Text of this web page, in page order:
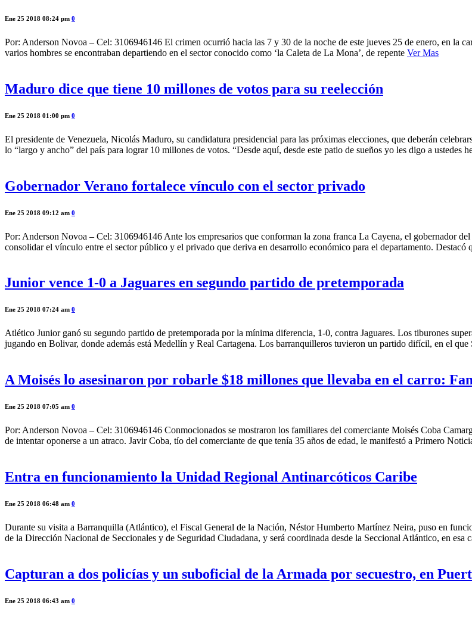
Ene 25 2018 08:24 pm 0
Por: Anderson Novoa – Cel: 3106946146 El crimen ocurrió hacia las 7 y 30 de la noche de este jueves 25 de enero, en la
varios hombres se encontraban departiendo en el sector conocido como ‘la Caleta de La Mona’, de repente Ver Mas
Maduro dice que tiene 10 millones de votos para su reelección
Ene 25 2018 01:00 pm 0
El presidente de Venezuela, Nicolás Maduro, su candidatura presidencial para las próximas elecciones, que deberán
lo “largo y ancho” del país para lograr 10 millones de votos. “Desde aquí, desde este patio de sueños yo les digo a ustedes
Gobernador Verano fortalece vínculo con el sector privado
Ene 25 2018 09:12 am 0
Por: Anderson Novoa – Cel: 3106946146 Ante los empresarios que conforman la zona franca La Cayena, el gobernador
consolidar el vínculo entre el sector público y el privado que deriva en desarrollo económico para el departamento. Destacó
Junior vence 1-0 a Jaguares en segundo partido de pretemporada
Ene 25 2018 07:24 am 0
Atlético Junior ganó su segundo partido de pretemporada por la mínima diferencia, 1-0, contra Jaguares. Los tiburones
jugando en Bolivar, donde además está Medellín y Real Cartagena. Los barranquilleros tuvieron un partido difícil, en el que
A Moisés lo asesinaron por robarle $18 millones que llevaba en el carro:
Ene 25 2018 07:05 am 0
Por: Anderson Novoa – Cel: 3106946146 Conmocionados se mostraron los familiares del comerciante Moisés Coba
de intentar oponerse a un atraco. Javir Coba, tío del comerciante de que tenía 35 años de edad, le manifestó a Primero
Entra en funcionamiento la Unidad Regional Antinarcóticos Caribe
Ene 25 2018 06:48 am 0
Durante su visita a Barranquilla (Atlántico), el Fiscal General de la Nación, Néstor Humberto Martínez Neira, puso en
de la Dirección Nacional de Seccionales y de Seguridad Ciudadana, y será coordinada desde la Seccional Atlántico, en esa
Capturan a dos policías y un suboficial de la Armada por secuestro, en
Ene 25 2018 06:43 am 0